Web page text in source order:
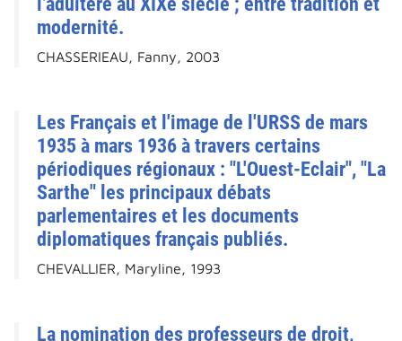
modernité.
CHASSERIEAU, Fanny, 2003
Les Français et l'image de l'URSS de mars
1935 à mars 1936 à travers certains
périodiques régionaux : "L'Ouest-Eclair", "La
Sarthe" les principaux débats
parlementaires et les documents
diplomatiques français publiés.
CHEVALLIER, Maryline, 1993
La nomination des professeurs de droit,